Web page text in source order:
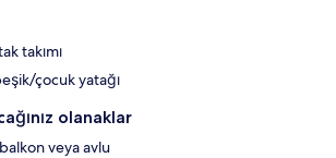
takımı
çocuk yatağı
olanaklar
veya avlu